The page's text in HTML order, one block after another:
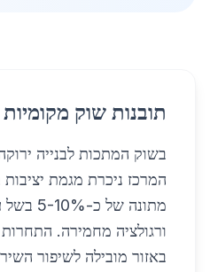
תובנות שוק מקומיות
בשוק המתכות לבנייה
המרכז ניכרת מגמת
מתונה
ורגולציה מחמירה.
באזור מובילה לשיפור